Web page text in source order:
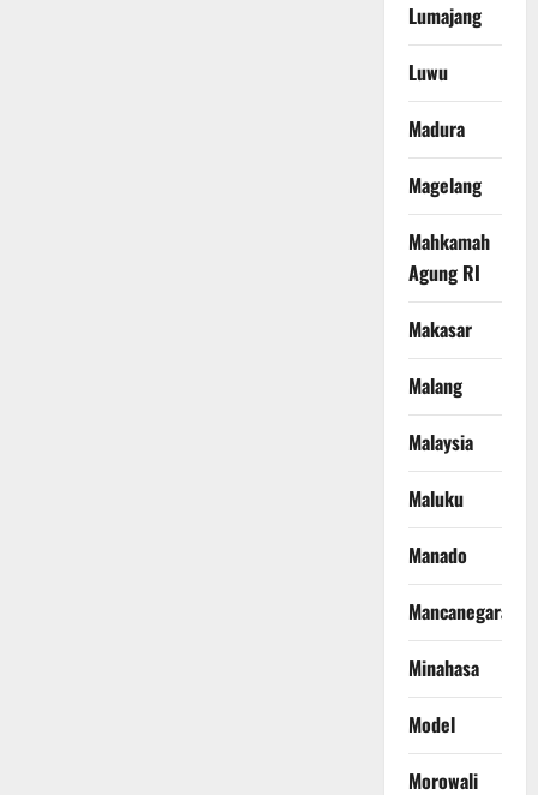
Lumajang
Luwu
Madura
Magelang
Mahkamah
Agung RI
Makasar
Malang
Malaysia
Maluku
Manado
Mancanegara
Minahasa
Model
Morowali